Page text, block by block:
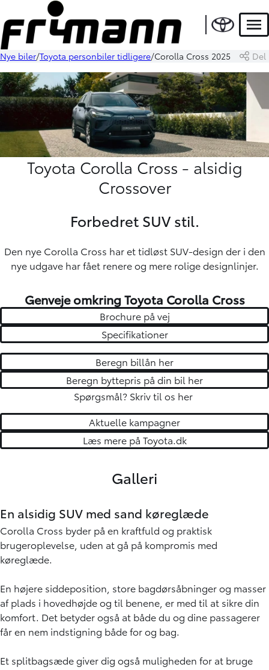
Nye biler Toyota personbiler tidligere Corolla Cross 2025 Del
Toyota Corolla Cross - alsidig
Crossover
Forbedret SUV stil.
Den nye Corolla Cross har et tidløst SUV-design der i den
nye udgave har fået renere og mere rolige designlinjer.
Genveje omkring Toyota Corolla Cross
Brochure på vej
Specifikationer
Beregn billån her
Beregn byttepris på din bil her
Spørgsmål? Skriv til os her
Aktuelle kampagner
Læs mere på Toyota.dk
Galleri
En alsidig SUV med sand køreglæde
Corolla Cross byder på en kraftfuld og praktisk
brugeroplevelse, uden at gå på kompromis med
køreglæde.
En højere siddeposition, store bagdørsåbninger og masser
af plads i hovedhøjde og til benene, er med til at sikre din
komfort. Det betyder også at både du og dine passagerer
får en nem indstigning både for og bag.
Et splitbagsæde giver dig også muligheden for at bruge